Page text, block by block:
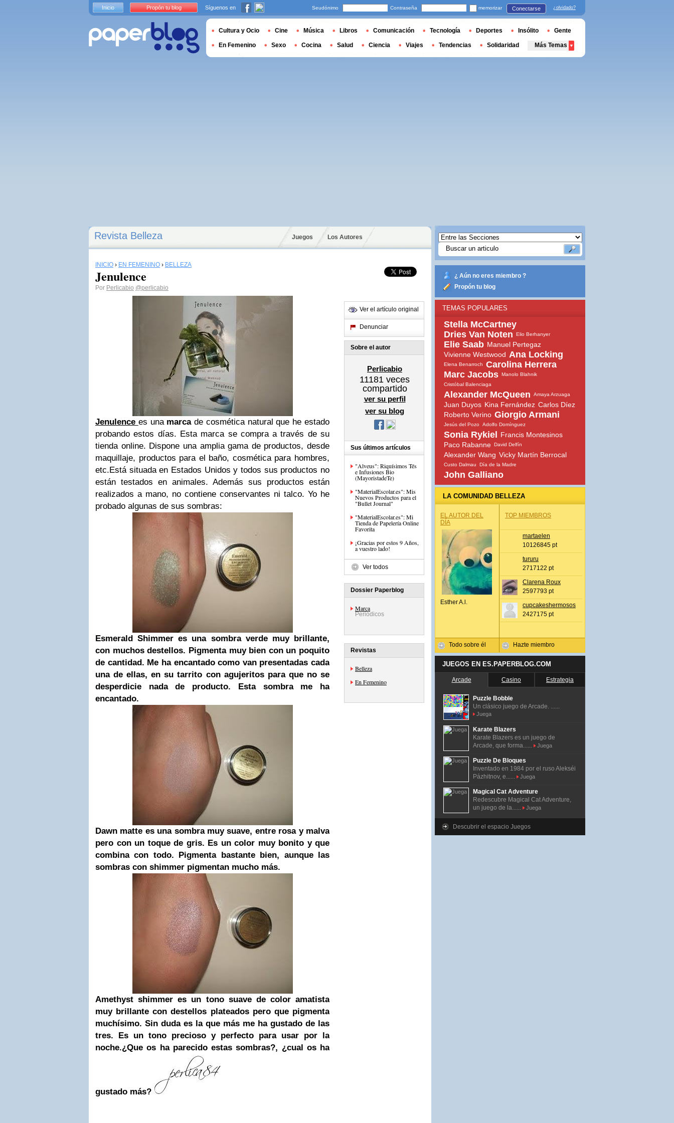
Revista Belleza Juegos Los Autores
INICIO › EN FEMENINO › BELLEZA
Jenulence
Por Perlicabio @perlicabio
Jenulence es una marcade cosmética natural que he estado
probando estos días. Esta marca se compra a través de su
tienda online. Dispone una amplia gama de productos, desde
maquillaje, productos para el baño, cosmética para hombres,
etc.Está situada en Estados Unidos y todos sus productos no
están testados en animales. Además sus productos están
realizados a mano, no contiene conservantes ni talco. Yo he
probado algunas de sus sombras:
Esmerald Shimmer es una sombra verde muy brillante,
con muchos destellos. Pigmenta muy bien con un poquito
de cantidad. Me ha encantado como van presentadas cada
una de ellas, en su tarrito con agujeritos para que no se
desperdicie nada de producto. Esta sombra me ha
encantado.
Dawn matte es una sombra muy suave, entre rosa y malva
pero con un toque de gris. Es un color muy bonito y que
combina con todo. Pigmenta bastante bien, aunque las
sombras con shimmer pigmentan mucho más.
Amethyst shimmer es un tono suave de color amatista
muy brillante con destellos plateados pero que pigmenta
muchísimo. Sin duda es la que más me ha gustado de las
tres. Es un tono precioso y perfecto para usar por la
noche.¿Que os ha parecido estas sombras?, ¿cual os ha
gustado más?
Ver el artículo original
Denunciar
Sobre el autor
Perlicabio
11181 veces
compartido
ver su perfil
ver su blog
Sus últimos artículos
"Alveus": Riquísimos Tés
e Infusiones Bio
(MayoristadeTe)
"MaterialEscolar.es": Mis
Nuevos Productos para el
"Bullet Journal"
"MaterialEscolar.es": Mi
Tienda de Papelería Online
Favorita
¡Gracias por estos 9 Años,
a vuestro lado!
Ver todos
Dossier Paperblog
Marca
Periódicos
Revistas
Belleza
En Femenino
¿ Aún no eres miembro ?
Propón tu blog
TEMAS POPULARES
Stella McCartney
Dries Van Noten
Elio Berhanyer
Elie Saab Manuel Pertegaz
Vivienne Westwood Ana Locking
Elena Benarroch
Carolina Herrera
Marc Jacobs Manolo Blahnik
Cristóbal Balenciaga
Alexander McQueen Amaya Arzuaga
Juan Duyos Kina Fernández Carlos Díez
Roberto Verino Giorgio Armani
Jesús del Pozo Adolfo Domínguez
Sonia Rykiel
Francis Montesinos
Paco Rabanne David Delfín
Alexander Wang Vicky Martín Berrocal
Custo Dalmau Día de la Madre
John Galliano
LA COMUNIDAD BELLEZA
EL AUTOR DEL
DÍA
Esther A.l.
Todo sobre él
TOP MIEMBROS
martaelen
10126845 pt
tururu
2717122 pt
Clarena Roux
2597793 pt
cupcakeshermosos
2427175 pt
Hazte miembro
JUEGOS EN ES.PAPERBLOG.COM
Arcade Casino Estrategia
Puzzle Bobble
Un clásico juego de Arcade. ......
Juega
Karate Blazers
Karate Blazers es un juego de
Arcade, que forma......
Juega
Puzzle De Bloques
Inventado en 1984 por el ruso Alekséi
Pázhitnov, e......
Juega
Magical Cat Adventure
Redescubre Magical Cat Adventure,
un juego de la......
Juega
Descubrir el espacio Juegos
Inicio Propón tu blog Síguenos en Seudónimo Contraseña memorizar Conectarse ¿olvidado?
Cultura y Ocio Cine Música Libros Comunicación Tecnología Deportes Insólito Gente
En Femenino Sexo Cocina Salud Ciencia Viajes Tendencias Solidaridad Más Temas